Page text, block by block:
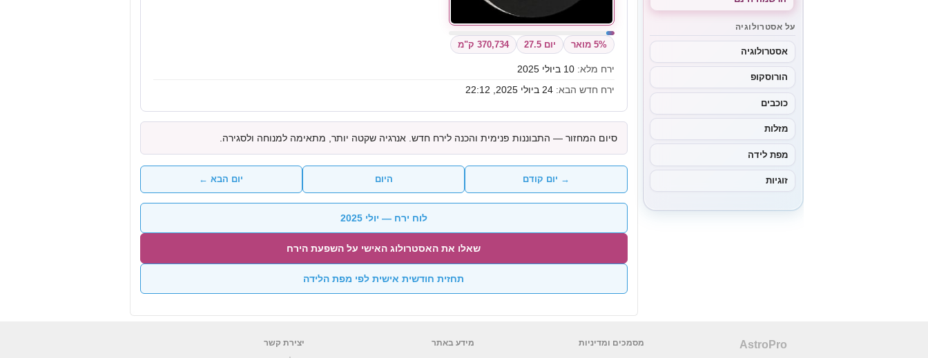
על אסטרולוגיה
אסטרולוגיה
הורוסקופ
כוכבים
מזלות
מפת לידה
זוגיות
5% מואר יום 27.5 370,734 ק"מ
ירח מלא: 10 ביולי 2025
ירח חדש הבא: 24 ביולי 2025, 22:12
סיום המחזור — התבוננות פנימית והכנה לירח חדש. אנרגיה שקטה יותר, מתאימה למנוחה ולסגירה.
→ יום קודם היום יום הבא ←
לוח ירח — יולי 2025
שאלו את האסטרולוג האישי על השפעת הירח
תחזית חודשית אישית לפי מפת הלידה
AstroPro
מסמכים ומדיניות
מידע באתר
יצירת קשר